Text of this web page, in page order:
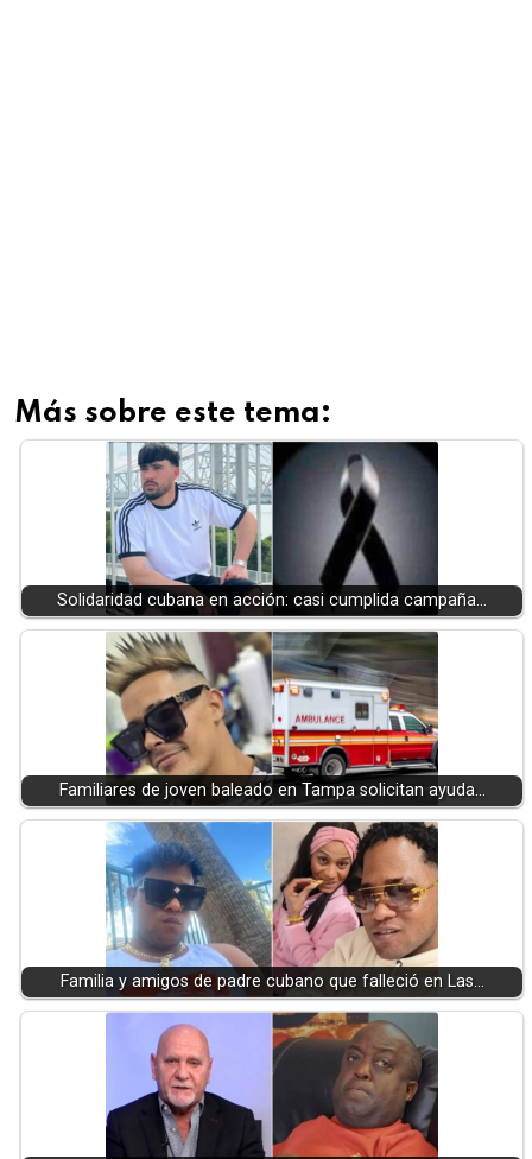
Más sobre este tema:
Solidaridad cubana en acción: casi cumplida campaña…
Familiares de joven baleado en Tampa solicitan ayuda…
Familia y amigos de padre cubano que falleció en Las…